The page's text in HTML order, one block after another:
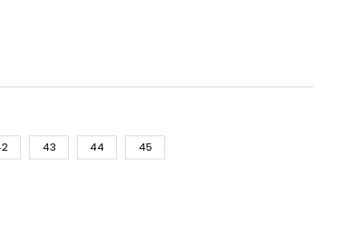
43 44 45